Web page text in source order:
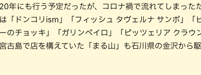
年にも行う予定だったが、コロナ禍で流れてしまった
「ドンコリism」「フィッシュ タヴェルナ サンボ」「
のチョッキ」「ガリンペイロ」「ピッツェリア クラウ
古島で店を構えていた「まる山」も石川県の金沢から駆